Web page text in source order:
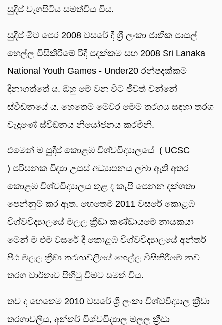
සුදිප් වෑගපිටිය සමත්විය විය.
සුදීප් මීට පෙර 2008 වසරේ දී ශ්‍රී ලංකා ජාතික පාසල්
හෙල්ල විසිකිරීමේ රිදී පදක්කම සහ 2008 Sri Lanaka
National Youth Games - Under20 රන්පදක්කම
දිනාගත්තේ ය. ඔහු මේ වන විට ජීවත් වන්නේ
ස්වීඩනයේ ය. හෙතෙම මෙවර මෙම තරගය සඳහා තරග
වැදුණේ ස්වීඩනය නියෝජනය කරමිනි.
එමෙන් ම සුදීප් කොළඹ විශ්වවිද්‍යාලයේ ( UCSC
) පරිඝනක විද්‍යා උසස් අධ්‍යාපනය ලබා ඇති අතර
කොළඹ විශ්වවිද්‍යාලය තුළ ද කැපී පෙනන දක්ශතා
පෙන්නුම් කර ඇත. හෙතෙම 2011 වසරේ කොළඹ
විශ්වවිද්‍යාලයේ මලල ක්‍රීඩා කණ්ඩායමේ නායකයා
මෙන් ම එම වසරේ දී කොළඹ විශ්වවිද්‍යාලයේ අන්තර්
පීඨ මලල ක්‍රීඩා තරගාවලියේ හෙල්ල විසිකිරීමේ නව
තරග වාර්තාව පිහිටු වීමට සමත් විය.
තව ද හෙතෙම 2010 වසරේ ශ්‍රී ලංකා විශ්වවිද්‍යාල ක්‍රීඩා
තරගාවලිය, අන්තර් විශ්වවිද්‍යාල මලල ක්‍රීඩා